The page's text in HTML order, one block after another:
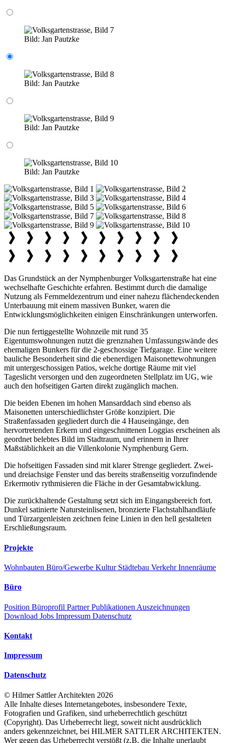
Bild: Jan Pautzke
Bild: Jan Pautzke
Bild: Jan Pautzke
Bild: Jan Pautzke
Das Grundstück an der Nymphenburger Volksgartenstraße hat eine
wechselhafte Geschichte erfahren. Bestimmt durch die damalige
Nutzung als Fernmeldezentrum und einer nahezu flächendeckenden
Unterbauung mit einem massiven Bunker, waren die
Entwicklungsmöglichkeiten einigen Einschränkungen unterworfen.
Die nun fertiggestellte Wohnzeile mit rund 35
Eigentumswohnungen nutzt die grenznahen Umfassungswände des
ehemaligen Bunkers für die 2-geschossige Tiefgarage. Eine weitere
bauliche Besonderheit sind die ebenerdigen Maisonettewohnungen
mit untergeschossigen Patios, welche dortige Räume mit viel
Tageslicht versorgen und den zugeordneten Stellplatz im UG, wie
auch den hofseitigen Garten direkt zugänglich machen.
Die beiden Ebenen im hohen Mansarddach sind ebenso als
Maisonetten unterschiedlichster Größe konzipiert. Die
Straßenfassaden gegliedert durch die 4 Hauseingänge, den
hervortretenden Erkern und eingeschnittenen Loggias erscheinen als
geordnet belebtes Bild im Stadtraum, und erinnern in Ihrer
Maßstäblichkeit an die Villenkolonie Nymphenburg Gern.
Die hofseitigen Fassaden sind mit klarer Strenge gegliedert. Zwei-
und dreiachsige Fenster und das bereits straßenseitig vorzufindende
Erkermotiv rythmisieren die Fläche in der Gesamtabwicklung.
Die zurückhaltende Gestaltung setzt sich im Eingangsbereich fort.
Dunkel satinierte Natursteinlisenen, bronzierte Flachstahlhandläufe
und Türzargenleisten zeichnen feine Linien in den hell gestalteten
Erschließungsraum.
Projekte
Wohnbauten Büro/Gewerbe Kultur Städtebau VerkehrInnenräume
Büro
Position Büroprofil PartnerPublikationen Auszeichnungen
Download Jobs Impressum Datenschutz
Kontakt
Impressum
Datenschutz
© Hilmer Sattler Architekten 2026
Alle Inhalte dieses Internetangebotes, insbesondere Texte,
Fotografien und Grafiken, sind urheberrechtlich geschützt
(Copyright). Das Urheberrecht liegt, soweit nicht ausdrücklich
anders gekennzeichnet, bei HILMER SATTLER ARCHITEKTEN.
Wer gegen das Urheberrecht verstößt (z.B. die Inhalte unerlaubt